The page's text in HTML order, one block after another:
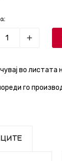
во листата
го